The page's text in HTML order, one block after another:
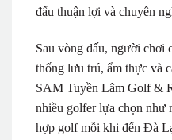
đấu thuận lợi và chuyên
Sau vòng đấu, người chơi
thống lưu trú, ẩm thực và
SAM Tuyền Lâm Golf &
nhiều golfer lựa chọn như
hợp golf mỗi khi đến Đà